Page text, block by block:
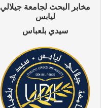
مخابر البحث لجامعة جيلالي
ليابس
سيدي بلعباس